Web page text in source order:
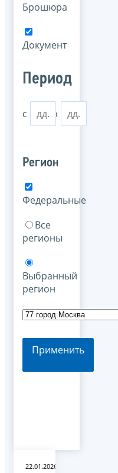
Брошюра
Документ
Период
с по
Регион
Федеральные
Все
регионы
Выбранный
регион
Применить
22.01.2026